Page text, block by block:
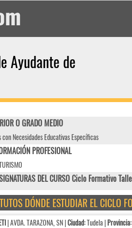
Ayudante de
O GRADO MEDIO
con Necesidades Educativas Específicas
PROFESIONAL
DEL CURSO Ciclo Formativo
DÓNDE ESTUDIAR EL CICLO
| AVDA. TARAZONA, SN |Ciudad:Tudela |Provincia: